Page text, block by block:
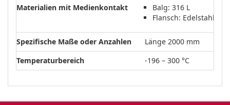
Materialien mit Medienkontakt
Balg: 316 L
Flansch: Edelstahl
Spezifische Maße oder Anzahlen
Länge 2000 mm
Temperaturbereich
-196 – 300 °C